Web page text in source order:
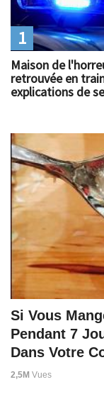
Maison de
retrouvée en
explications de
1
Si Vous
Pendant 7
Dans Votre
2,5M Vues